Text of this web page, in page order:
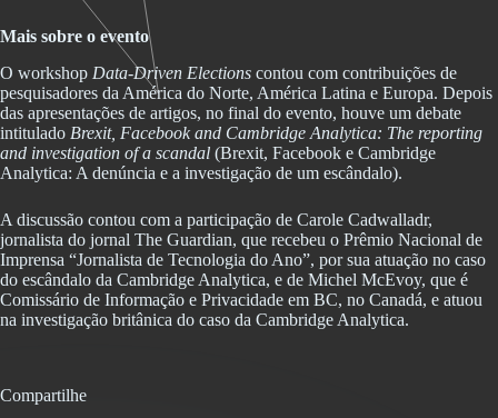
Mais sobre o evento
O workshop Data-Driven Elections contou com contribuições de
pesquisadores da América do Norte, América Latina e Europa. Depois
das apresentações de artigos, no final do evento, houve um debate
intitulado Brexit, Facebook and Cambridge Analytica: The reporting
and investigation of a scandal (Brexit, Facebook e Cambridge
Analytica: A denúncia e a investigação de um escândalo).
A discussão contou com a participação de Carole Cadwalladr,
jornalista do jornal The Guardian, que recebeu o Prêmio Nacional de
Imprensa “Jornalista de Tecnologia do Ano”, por sua atuação no caso
do escândalo da Cambridge Analytica, e de Michel McEvoy, que é
Comissário de Informação e Privacidade em BC, no Canadá, e atuou
na investigação britânica do caso da Cambridge Analytica.
Compartilhe